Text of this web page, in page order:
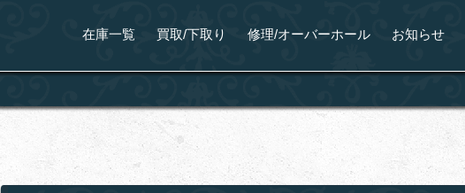
在庫一覧 買取/下取り 修理/オーバーホール お知らせ